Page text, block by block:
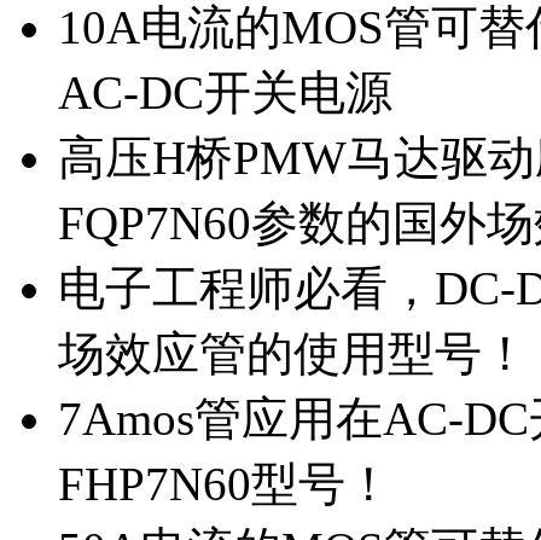
10A电流的MOS管可
AC-DC开关电源
高压H桥PMW马达驱
FQP7N60参数的国外
电子工程师必看，DC-
场效应管的使用型号！
7Amos管应用在AC-
FHP7N60型号！